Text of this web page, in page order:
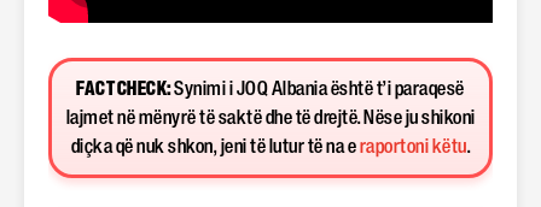
FACT CHECK:Synimi i JOQ Albania është t’i paraqesë
lajmet në mënyrë të saktë dhe të drejtë. Nëse ju shikoni
diçka që nuk shkon, jeni të lutur të na e raportoni këtu.